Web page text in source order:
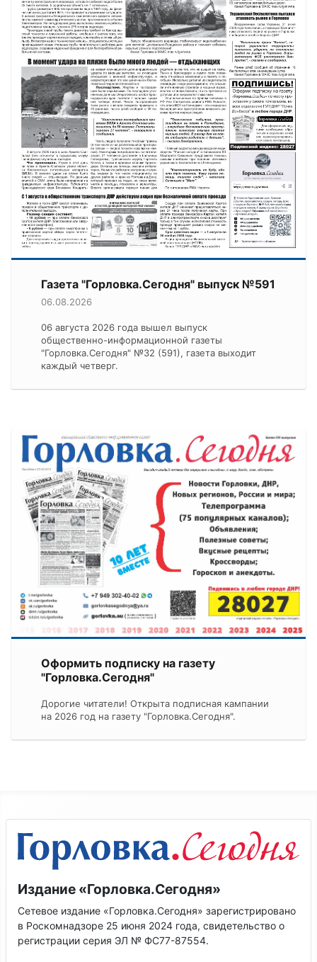
Газета "Горловка.Сегодня" выпуск №591
06.08.2026
06 августа 2026 года вышел выпуск
общественно-информационной газеты
"Горловка.Сегодня" №32 (591), газета выходит
каждый четверг.
Оформить подписку на газету
"Горловка.Сегодня"
Дорогие читатели! Открыта подписная кампании
на 2026 год на газету "Горловка.Сегодня".
Издание «Горловка.Сегодня»
Сетевое издание «Горловка.Сегодня» зарегистрировано
в Роскомнадзоре 25 июня 2024 года, свидетельство о
регистрации серия ЭЛ № ФС77-87554.